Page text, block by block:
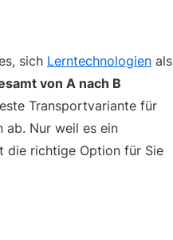
sich Lerntechnologien als
von A nach B
Transportvariante für
ab. Nur weil es ein
die richtige Option für Sie